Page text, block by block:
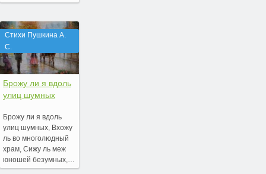
Стихи Пушкина А.
С.
Брожу ли я вдоль
улиц шумных
Брожу ли я вдоль
улиц шумных, Вхожу
ль во многолюдный
храм, Сижу ль меж
юношей безумных,…